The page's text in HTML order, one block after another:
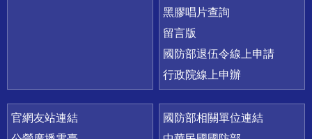
黑膠唱片查詢
留言版
國防部退伍令線上申請
行政院線上申辦
官網友站連結
國防部相關單位連結